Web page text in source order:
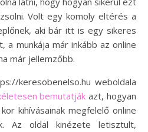
Volt egy komoly eltérés a
aki bár itt is egy sikeres
a munkája már inkább az online
már jellemzőbb.
keresobenelso.hu weboldala
bemutatják azt, hogyan
kihívásainak megfelelő online
Az oldal kinézete letisztult,